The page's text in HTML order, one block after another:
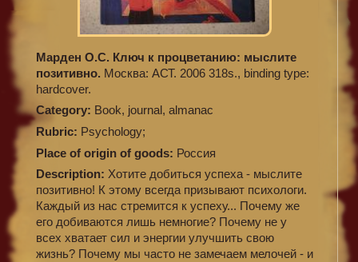
Марден О.С. Ключ к процветанию: мыслите
позитивно. Москва: АСТ. 2006 318s., binding type:
hardcover.
Category: Book, journal, almanac
Rubric: Psychology;
Place of origin of goods: Россия
Description: Хотите добиться успеха - мыслите
позитивно! К этому всегда призывают психологи.
Каждый из нас стремится к успеху... Почему же
его добиваются лишь немногие? Почему не у
всех хватает сил и энергии улучшить свою
жизнь? Почему мы часто не замечаем мелочей - и